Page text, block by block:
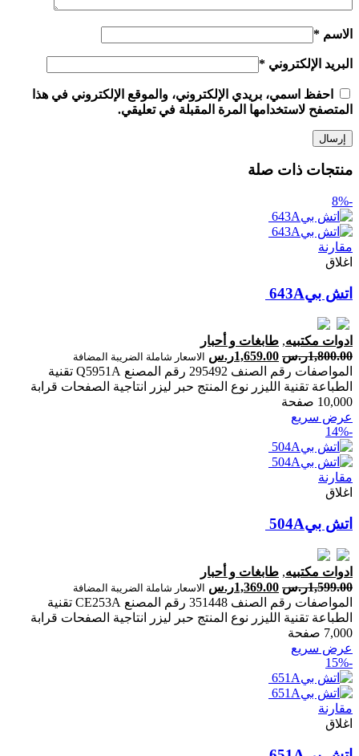
الاسم *
البريد الإلكتروني *
احفظ اسمي، بريدي الإلكتروني، والموقع الإلكتروني في هذا
المتصفح لاستخدامها المرة المقبلة في تعليقي.
منتجات ذات صلة
-8%
مقارنة
اغلاق
ادوات مكتبيه, طابغات و أحبار
1,800.00ر.س 1,659.00ر.س الاسعار شاملة الضريبة المضافة
المواصفات رقم الصنف 295492 رقم المصنع Q5951A تقنية
الطباعة تقنية الليزر نوع المنتج حبر ليزر انتاجية الصفحات ‎قرابة
10,000 صفحة‎
عرض سريع
-14%
مقارنة
اغلاق
ادوات مكتبيه, طابغات و أحبار
1,599.00ر.س 1,369.00ر.س الاسعار شاملة الضريبة المضافة
المواصفات رقم الصنف 351448 رقم المصنع CE253A تقنية
الطباعة تقنية الليزر نوع المنتج حبر ليزر انتاجية الصفحات ‎قرابة
7,000 صفحة‎
عرض سريع
-15%
مقارنة
اغلاق